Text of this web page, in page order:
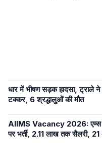
धार में भीषण सड़क हादसा, ट्राले ने
टक्कर, 6 श्रद्धालुओं की मौत
AIIMS Vacancy 2026: एम्स
पर भर्ती, 2.11 लाख तक सैलरी,